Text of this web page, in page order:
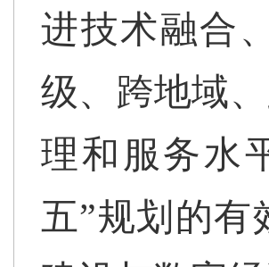
进技术融合
级、跨地域
理和服务水
五”规划的有